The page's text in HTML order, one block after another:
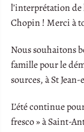
l’interprétation de
Chopin ! Merci à
Nous souhaitons
famille pour le
sources, à St
L’été continue
fresco » à Saint-